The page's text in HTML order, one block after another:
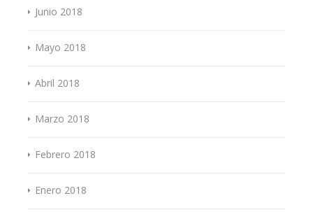
Junio 2018
Mayo 2018
Abril 2018
Marzo 2018
Febrero 2018
Enero 2018